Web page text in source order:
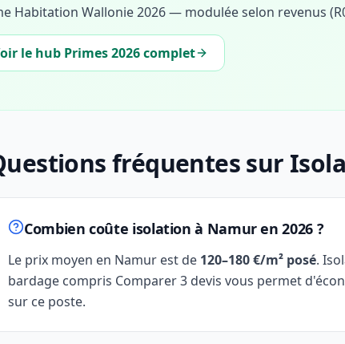
Habitation Wallonie 2026 — modulée selon revenus
le hub Primes 2026 complet
fréquentes sur
Combien coûte isolation à Namur en 2026 ?
Le prix moyen en Namur est de 120–180 €/m² posé.
bardage compris Comparer 3 devis vous permet
sur ce poste.